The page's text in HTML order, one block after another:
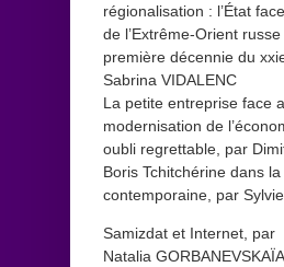
régionalisation : l’État
de l’Extrême-Orient
première décennie du
Sabrina VIDALENC
La petite entreprise face
modernisation de
oubli regrettable, par
Boris Tchitchérine dans
contemporaine, par
Samizdat et Internet, par
Natalia GORBANEVSKAÏA